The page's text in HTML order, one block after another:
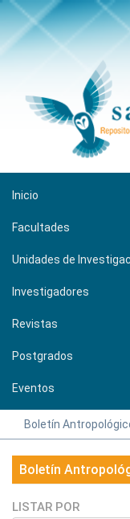
Inicio
Facultades
Unidades de
Investigadores
Revistas
Postgrados
Eventos
Boletín
Boletín
LISTAR POR